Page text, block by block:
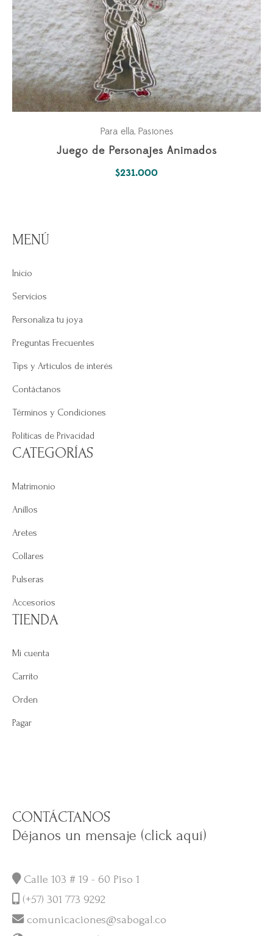
Para ella, Pasiones
Juego de Personajes Animados
$231.000
MENÚ
Inicio
Servicios
Personaliza tu joya
Preguntas Frecuentes
Tips y Artículos de interés
Contáctanos
Términos y Condiciones
Políticas de Privacidad
CATEGORÍAS
Matrimonio
Anillos
Aretes
Collares
Pulseras
Accesorios
TIENDA
Mi cuenta
Carrito
Orden
Pagar
CONTÁCTANOS
Déjanos un mensaje (click aquí)
Calle 103 # 19 - 60 Piso 1
(+57) 301 773 9292
comunicaciones@sabogal.co